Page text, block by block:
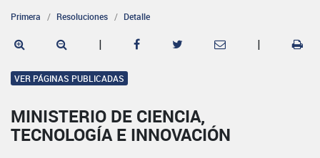
Primera Resoluciones Detalle
| |
VER PÁGINAS PUBLICADAS
MINISTERIO DE CIENCIA,
TECNOLOGÍA E INNOVACIÓN